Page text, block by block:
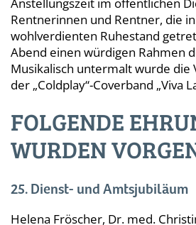
Rentnerinnen und Rentner, die
wohlverdienten Ruhestand
Abend einen würdigen Rahmen
Musikalisch untermalt wurde die
der „Coldplay“-Coverband „Viva
FOLGENDE
WURDEN
25. Dienst- und Amtsjubiläum
Helena Fröscher, Dr. med.